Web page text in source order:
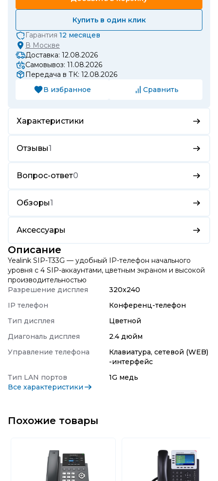
Купить в один клик
Гарантия 12 месяцев
В Москве
Доставка: 12.08.2026
Самовывоз: 11.08.2026
Передача в ТК: 12.08.2026
В избранное
Сравнить
Характеристики
Отзывы1
Вопрос-ответ0
Обзоры1
Аксессуары
Описание
Yealink SIP-T33G — удобный IP-телефон начального
уровня с 4 SIP-аккаунтами, цветным экраном и высокой
производительностью
Разрешение дисплея
320x240
IP телефон
Конференц-телефон
Тип дисплея
Цветной
Диагональ дисплея
2.4 дюйм
Управление телефона
Клавиатура, сетевой (WEB)
-интерфейс
Тип LAN портов
1G медь
Все характеристики
Похожие товары